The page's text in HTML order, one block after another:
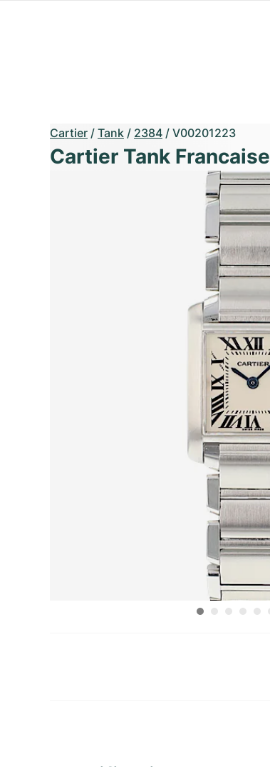
Cartier / Tank / 2384 / V00201223
Cartier Tank Francaise